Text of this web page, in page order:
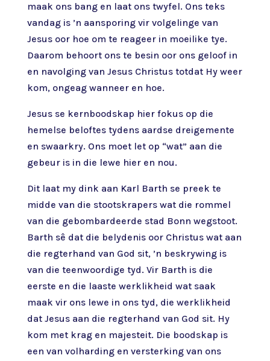
maak ons bang en laat ons twyfel. Ons teks
vandag is ’n aansporing vir volgelinge van
Jesus oor hoe om te reageer in moeilike tye.
Daarom behoort ons te besin oor ons geloof in
en navolging van Jesus Christus totdat Hy weer
kom, ongeag wanneer en hoe.
Jesus se kernboodskap hier fokus op die
hemelse beloftes tydens aardse dreigemente
en swaarkry. Ons moet let op “wat” aan die
gebeur is in die lewe hier en nou.
Dit laat my dink aan Karl Barth se preek te
midde van die stootskrapers wat die rommel
van die gebombardeerde stad Bonn wegstoot.
Barth sê dat die belydenis oor Christus wat aan
die regterhand van God sit, ’n beskrywing is
van die teenwoordige tyd. Vir Barth is die
eerste en die laaste werklikheid wat saak
maak vir ons lewe in ons tyd, die werklikheid
dat Jesus aan die regterhand van God sit. Hy
kom met krag en majesteit. Die boodskap is
een van volharding en versterking van ons